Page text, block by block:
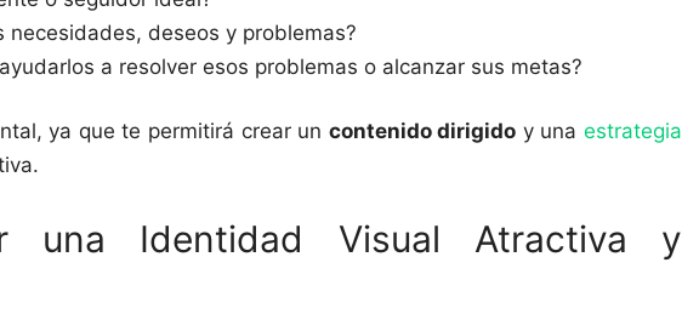
necesidades, deseos y problemas?
a resolver esos problemas o alcanzar sus metas?
ya que te permitirá crear un contenido dirigido y unaestrategia
una Identidad Visual Atractiva y